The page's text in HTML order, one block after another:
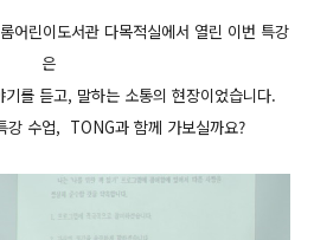
어린이도서관 다목적실에서 열린 이번 특강
은
를 듣고, 말하는 소통의 현장이었습니다.
강 수업, TONG과 함께 가보실까요?